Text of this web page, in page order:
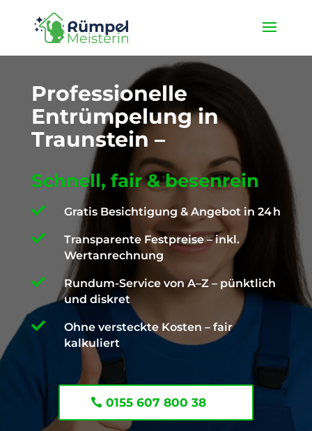
★ 4,9 / 5 ProvenExpert ✓ Deutschlandweit unterwegs ✉️
info@die-ruempelmeisterin.com
Professionelle
Entrümpelung in
Traunstein –
Schnell, fair & besenrein
 Gratis Besichtigung & Angebot in 24 h

Transparente Festpreise – inkl.
Wertanrechnung

Rundum-Service von A–Z – pünktlich
und diskret

Ohne versteckte Kosten – fair
kalkuliert
0155 607 800 38